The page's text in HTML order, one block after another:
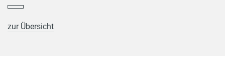
zur Übersicht